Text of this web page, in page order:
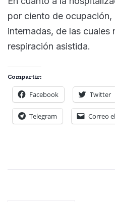
por ciento de
internadas, de las cuales
respiración asistida.
Compartir:
Facebook Twitter
Telegram Correo